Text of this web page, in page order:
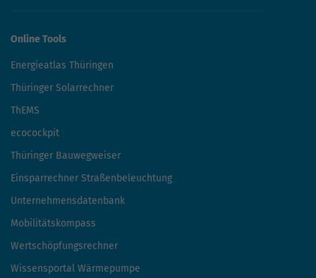
Online Tools
Energieatlas Thüringen
Thüringer Solarrechner
ThEMS
ecocockpit
Thüringer Bauwegweiser
Einsparrechner Straßenbeleuchtung
Unternehmensdatenbank
Mobilitätskompass
Wertschöpfungsrechner
Wissensportal Wärmepumpe